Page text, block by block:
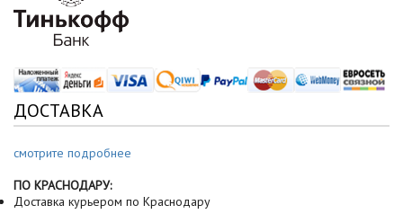
ДОСТАВКА
смотрите подробнее
ПО КРАСНОДАРУ:
Доставка курьером по Краснодару